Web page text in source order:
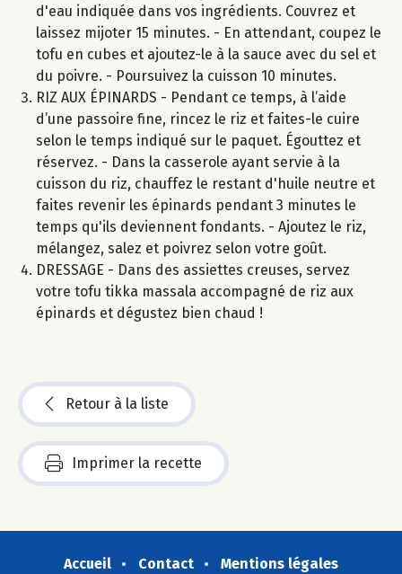
d'eau indiquée dans vos ingrédients. Couvrez et
laissez mijoter 15 minutes. - En attendant, coupez le
tofu en cubes et ajoutez-le à la sauce avec du sel et
du poivre. - Poursuivez la cuisson 10 minutes.
RIZ AUX ÉPINARDS - Pendant ce temps, à l’aide
d’une passoire fine, rincez le riz et faites-le cuire
selon le temps indiqué sur le paquet. Égouttez et
réservez. - Dans la casserole ayant servie à la
cuisson du riz, chauffez le restant d'huile neutre et
faites revenir les épinards pendant 3 minutes le
temps qu'ils deviennent fondants. - Ajoutez le riz,
mélangez, salez et poivrez selon votre goût.
DRESSAGE - Dans des assiettes creuses, servez
votre tofu tikka massala accompagné de riz aux
épinards et dégustez bien chaud !
Retour à la liste
Imprimer la recette
Accueil Contact
Mentions légales